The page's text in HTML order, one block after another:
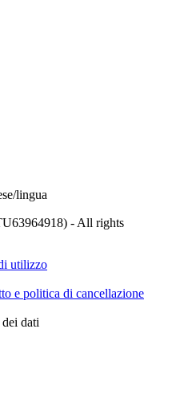
lingua
- All rights
utilizzo
e politica di cancellazione
dati